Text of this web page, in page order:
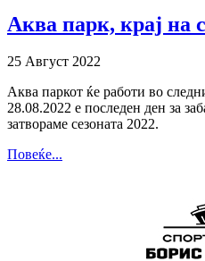
Аква парк, крај на
25 Август 2022
Аква паркот ќе работи во
28.08.2022 е последен ден за
затвораме сезоната 2022.
Повеќе...